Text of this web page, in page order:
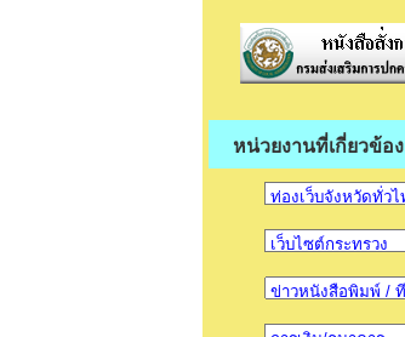
หน่วยงานที่เกี่ยวข้อง